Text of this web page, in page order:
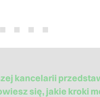
kancelarii
się, jakie kroki